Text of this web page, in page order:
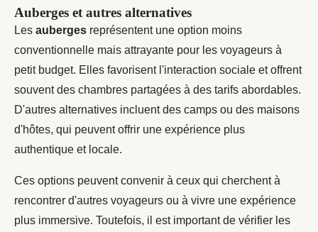
Auberges et autres alternatives
Les auberges représentent une option moins
conventionnelle mais attrayante pour les voyageurs à
petit budget. Elles favorisent l'interaction sociale et offrent
souvent des chambres partagées à des tarifs abordables.
D'autres alternatives incluent des camps ou des maisons
d'hôtes, qui peuvent offrir une expérience plus
authentique et locale.
Ces options peuvent convenir à ceux qui cherchent à
rencontrer d'autres voyageurs ou à vivre une expérience
plus immersive. Toutefois, il est important de vérifier les